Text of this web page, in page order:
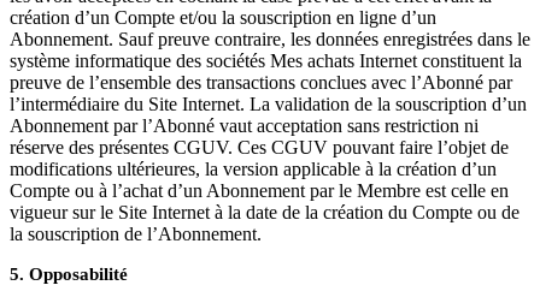
création d’un Compte et/ou la souscription en ligne d’un
Abonnement. Sauf preuve contraire, les données enregistrées dans le
système informatique des sociétés Mes achats Internet constituent la
preuve de l’ensemble des transactions conclues avec l’Abonné par
l’intermédiaire du Site Internet. La validation de la souscription d’un
Abonnement par l’Abonné vaut acceptation sans restriction ni
réserve des présentes CGUV. Ces CGUV pouvant faire l’objet de
modifications ultérieures, la version applicable à la création d’un
Compte ou à l’achat d’un Abonnement par le Membre est celle en
vigueur sur le Site Internet à la date de la création du Compte ou de
la souscription de l’Abonnement.
5. Opposabilité